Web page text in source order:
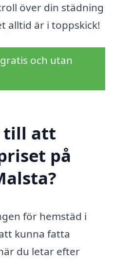
över din städning
alltid är i toppskick!
och utan
till att
på
för hemstäd i
kunna fatta
du letar efter